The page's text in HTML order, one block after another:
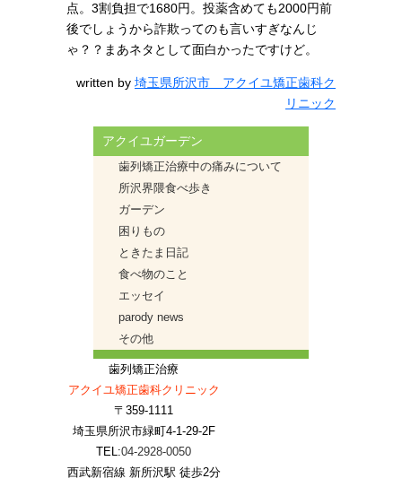
点。3割負担で1680円。投薬含めても2000円前
後でしょうから詐欺ってのも言いすぎなんじ
ゃ？？まあネタとして面白かったですけど。
written by 埼玉県所沢市 アクイユ矯正歯科ク
リニック
アクイユガーデン
歯列矯正治療中の痛みについて
所沢界隈食べ歩き
ガーデン
困りもの
ときたま日記
食べ物のこと
エッセイ
parody news
その他
歯列矯正治療
アクイユ矯正歯科クリニック
〒359-1111
埼玉県所沢市緑町4-1-29-2F
TEL:04-2928-0050
西武新宿線 新所沢駅 徒歩2分